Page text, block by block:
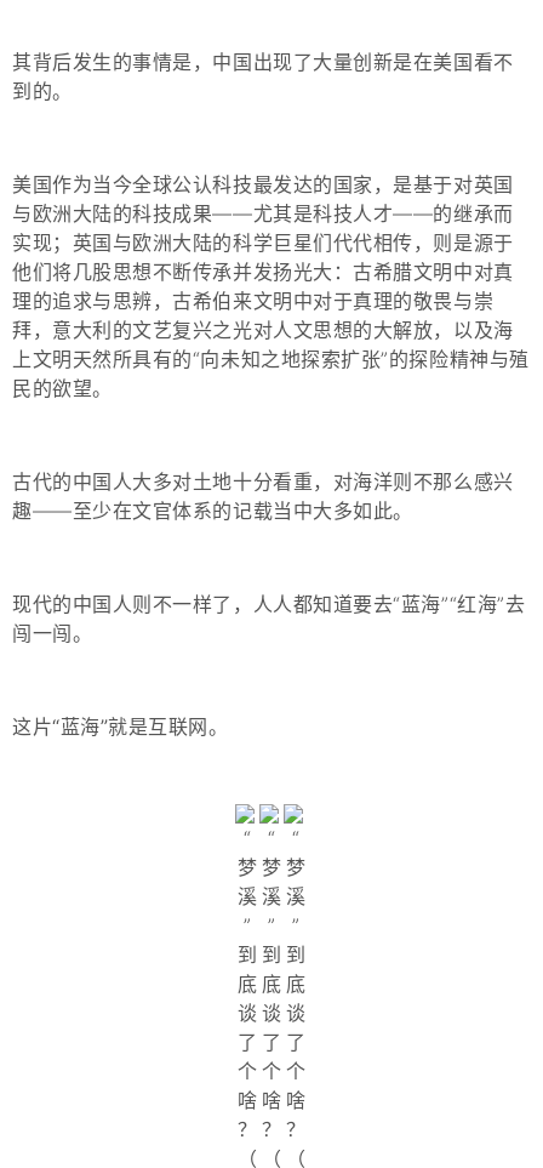
其背后发生的事情是，中国出现了大量创新是在美国看不
到的。
美国作为当今全球公认科技最发达的国家，是基于对英国
与欧洲大陆的科技成果——尤其是科技人才——的继承而
实现；英国与欧洲大陆的科学巨星们代代相传，则是源于
他们将几股思想不断传承并发扬光大：古希腊文明 中对真
理的追求与思辨，古希伯来文明 中对于真理的敬畏与崇
拜， 意大利的文艺复兴之光对人文思想的大解放，以及海
上文明 天然所具有的“向未知之地探索扩张”的探险精神与殖
民的欲望。
古代的中国人大多对土地十分看重，对海洋则不那么感兴
趣——至少在文官体系的记载当中大多如此。
现代的中国人则不一样了，人人都知道要去“蓝海”“红海”去
闯一闯。
这片“蓝海”就是互联网。